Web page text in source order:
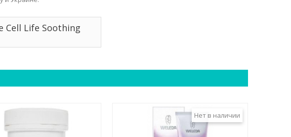
Life Soothing
Нет в наличии